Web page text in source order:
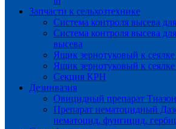
Запчасти к сельхозтехнике
Система контроля высева
Система контроля высева
высева
Ящик зернотуковый к
Ящик зернотуковый к
Секция КРН
Дезинвазия
Овицидный препарат
Препарат нематоцидный
нематоцид, фунгицид,